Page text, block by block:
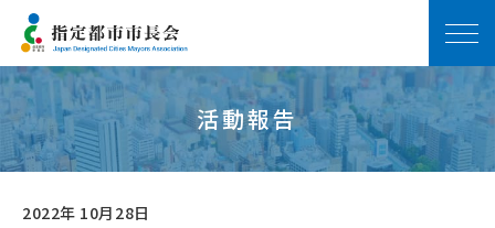
活動報告
2022年 10月28日